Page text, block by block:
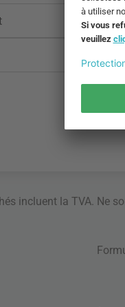
incluent la TVA. Ne